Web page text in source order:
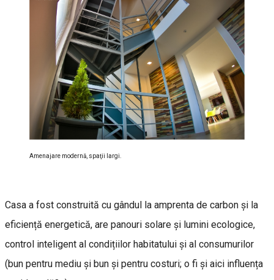
Amenajare modernă, spaţii largi.
Casa a fost construită cu gândul la amprenta de carbon și la
eficiență energetică, are panouri solare și lumini ecologice,
control inteligent al condițiilor habitatului și al consumurilor
(bun pentru mediu și bun și pentru costuri; o fi și aici influența